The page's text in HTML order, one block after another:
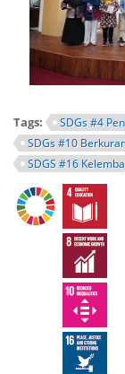
Tags: SDGs #4
SDGs #10
SDGS #16